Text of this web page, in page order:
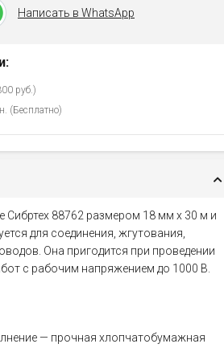
Написать в WhatsApp
руб.)
(Бесплатно)
Сибртех 88762 размером 18 мм х 30 м и
для соединения, жгутования,
Она пригодится при проведении
с рабочим напряжением до 1000 В.
— прочная хлопчатобумажная